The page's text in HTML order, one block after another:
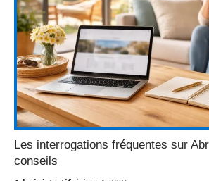
Les interrogations fréquentes sur
conseils